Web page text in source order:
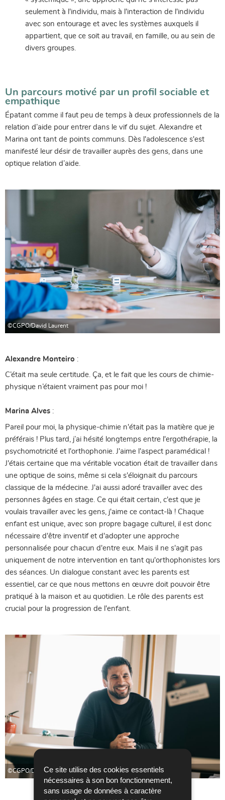
Ce site utilise des cookies essentiels
nécessaires à son bon fonctionnement,
sans usage de données à caractère
seulement à l'individu, mais à l'interaction de l'individu
avec son entourage et avec les systèmes auxquels il
appartient, que ce soit au travail, en famille, ou au sein de
divers groupes.
Un parcours motivé par un profil sociable et
empathique
Épatant comme il faut peu de temps à deux professionnels de la
relation d’aide pour entrer dans le vif du sujet. Alexandre et
Marina ont tant de points communs. Dès l'adolescence s'est
manifesté leur désir de travailler auprès des gens, dans une
optique relation d’aide.
©CGPO/David Laurent
Alexandre Monteiro :
C’était ma seule certitude. Ça, et le fait que les cours de chimie-
physique n’étaient vraiment pas pour moi !
Marina Alves :
Pareil pour moi, la physique-chimie n'était pas la matière que je
préférais ! Plus tard, j’ai hésité longtemps entre l'ergothérapie, la
psychomotricité et l'orthophonie. J'aime l'aspect paramédical !
J'étais certaine que ma véritable vocation était de travailler dans
une optique de soins, même si cela s'éloignait du parcours
classique de la médecine. J'ai aussi adoré travailler avec des
personnes âgées en stage. Ce qui était certain, c'est que je
voulais travailler avec les gens, j'aime ce contact-là ! Chaque
enfant est unique, avec son propre bagage culturel, il est donc
nécessaire d'être inventif et d'adopter une approche
personnalisée pour chacun d'entre eux. Mais il ne s'agit pas
uniquement de notre intervention en tant qu'orthophonistes lors
des séances. Un dialogue constant avec les parents est
essentiel, car ce que nous mettons en œuvre doit pouvoir être
pratiqué à la maison et au quotidien. Le rôle des parents est
crucial pour la progression de l'enfant.
©CGPO/David Laurent